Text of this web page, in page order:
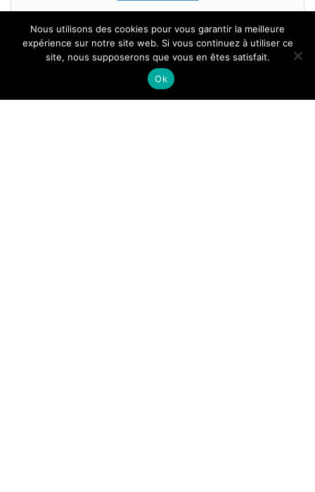
Tous droits reservés.
Nous utilisons des cookies pour vous garantir la meilleure
expérience sur notre site web. Si vous continuez à utiliser ce
site, nous supposerons que vous en êtes satisfait.
Ok